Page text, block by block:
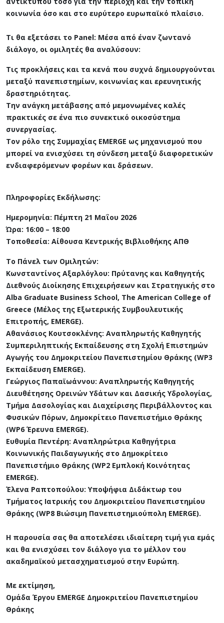
κοινωνία όσο και στο ευρύτερο ευρωπαϊκό πλαίσιο.
Τι θα εξετάσει το Panel: Μέσα από έναν ζωντανό
διάλογο, οι ομιλητές θα αναλύσουν:
Τις προκλήσεις και τα κενά που συχνά δημιουργούνται
μεταξύ πανεπιστημίων, κοινωνίας και ερευνητικής
δραστηριότητας.
Την ανάγκη μετάβασης από μεμονωμένες καλές
πρακτικές σε ένα πιο συνεκτικό οικοσύστημα
συνεργασίας.
Τον ρόλο της Συμμαχίας EMERGE ως μηχανισμού που
μπορεί να ενισχύσει τη σύνδεση μεταξύ διαφορετικών
ενδιαφερόμενων φορέων και δράσεων.
Πληροφορίες Εκδήλωσης:
Ημερομηνία: Πέμπτη 21 Μαΐου 2026
Ώρα: 16:00 – 18:00
Τοποθεσία: Αίθουσα Κεντρικής Βιβλιοθήκης ΑΠΘ
Το Πάνελ των Ομιλητών:
Κωνσταντίνος Αξαρλόγλου: Πρύτανης και Καθηγητής
Διεθνούς Διοίκησης Επιχειρήσεων και Στρατηγικής στο
Alba Graduate Business School, The American College of
Greece (Μέλος της Εξωτερικής Συμβουλευτικής
Επιτροπής, EMERGE).
Αθανάσιος Κουτσοκλένης: Αναπληρωτής Καθηγητής
Συμπεριληπτικής Εκπαίδευσης στη Σχολή Επιστημών
Αγωγής του Δημοκριτείου Πανεπιστημίου Θράκης (WP3
Εκπαίδευση EMERGE).
Γεώργιος Παπαϊωάννου: Αναπληρωτής Καθηγητής
Διευθέτησης Ορεινών Υδάτων και Δασικής Υδρολογίας,
Τμήμα Δασολογίας και Διαχείρισης Περιβάλλοντος και
Φυσικών Πόρων, Δημοκρίτειο Πανεπιστήμιο Θράκης
(WP6 Έρευνα EMERGE).
Ευθυμία Πεντέρη: Αναπληρώτρια Καθηγήτρια
Κοινωνικής Παιδαγωγικής στο Δημοκρίτειο
Πανεπιστήμιο Θράκης (WP2 Εμπλοκή Κοινότητας
EMERGE).
Έλενα Ραπτοπούλου: Υποψήφια Διδάκτωρ του
Τμήματος Ιατρικής του Δημοκριτείου Πανεπιστημίου
Θράκης (WP8 Βιώσιμη Πανεπιστημιούπολη EMERGE).
Η παρουσία σας θα αποτελέσει ιδιαίτερη τιμή για εμάς
και θα ενισχύσει τον διάλογο για το μέλλον του
ακαδημαϊκού μετασχηματισμού στην Ευρώπη.
Με εκτίμηση,
Ομάδα Έργου EMERGE Δημοκριτείου Πανεπιστημίου
Θράκης